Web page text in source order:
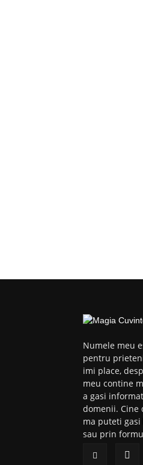
Numele meu
pentru
imi place,
meu contine
a gasi
domenii. Cine
ma puteti
sau prin